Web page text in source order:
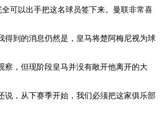
可以出手把这名球员签下来。曼联非常喜
得到的消息仍然是，皇马将楚阿梅尼视为球
察，但现阶段皇马并没有敞开他离开的大
，从下赛季开始，我们必须把这家俱乐部